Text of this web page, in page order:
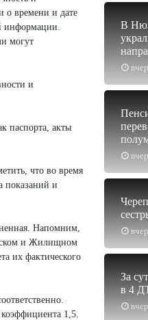
о времени и дате
информации.
могут
и
паспорта, акты
что во время
показаний и
Напомним,
и Жилищном
их фактического
1,5.
В
За
в 4